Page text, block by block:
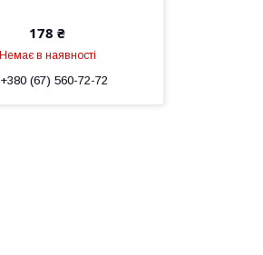
178 ₴
Немає в наявності
+380 (67) 560-72-72